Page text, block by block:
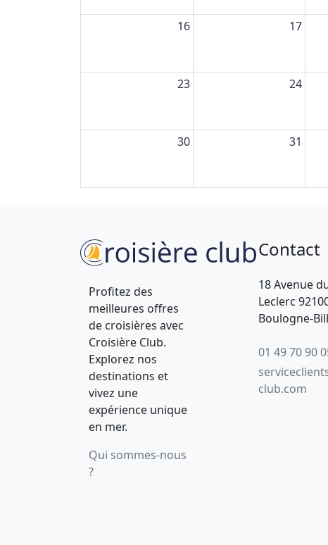
16 17
23 24
30 31
Profitez des
meilleures offres
de croisières avec
Croisière Club.
Explorez nos
destinations et
vivez une
expérience unique
en mer.
Qui sommes-nous
?
Contact
18 Avenue
Leclerc
Boulogne-
01 49 70 90
club.com